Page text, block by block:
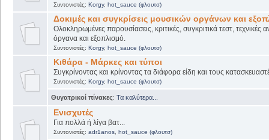
Συντονιστές: Korgy, hot_sauce (φλουτσ)
Δοκιμές και συγκρίσεις μουσικών οργάνων και
Ολοκληρωμένες παρουσίασεις, κριτικές, συγκριτικά τεστ, τεχνικές
όργανα και εξοπλισμό.
Συντονιστές: Korgy, hot_sauce (φλουτσ)
Κιθάρα - Μάρκες και τύποι
Συγκρίνοντας και κρίνοντας τα διάφορα είδη και τους
Συντονιστές: Korgy, hot_sauce (φλουτσ)
Θυγατρικοί πίνακες: Τα καλύτερα...
Ενισχυτές
Για πολλά ή λίγα βατ...
Συντονιστές: adr1anos, hot_sauce (φλουτσ)